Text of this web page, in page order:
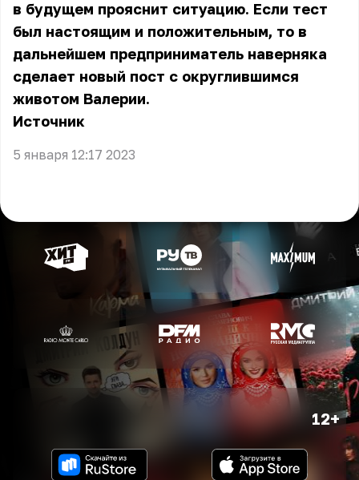
в будущем прояснит ситуацию. Если тест
был настоящим и положительным, то в
дальнейшем предприниматель наверняка
сделает новый пост с округлившимся
животом Валерии.
Источник
5 января 12:17 2023
12+